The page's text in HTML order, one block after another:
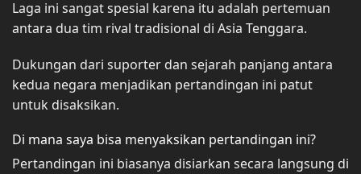
Laga ini sangat spesial karena itu adalah pertemuan
antara dua tim rival tradisional di Asia Tenggara.
Dukungan dari suporter dan sejarah panjang antara
kedua negara menjadikan pertandingan ini patut
untuk disaksikan.
Di mana saya bisa menyaksikan pertandingan ini?
Pertandingan ini biasanya disiarkan secara langsung di